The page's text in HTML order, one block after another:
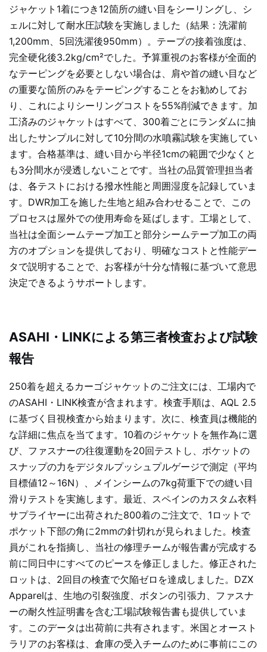
ジャケット1着につき12箇所の縫い目をシーリングし、シ
ェルに対して耐水圧試験を実施しました（結果：洗濯前
1,200mm、5回洗濯後950mm）。テープの接着強度は、
完全硬化後3.2kg/cm²でした。予算重視のお客様が全面的
なテーピングを必要としない場合は、肩や首の縫い目など
の重要な箇所のみをテーピングすることをお勧めしてお
り、これによりシーリングコストを55%削減できます。加
工済みのジャケットはすべて、300着ごとにランダムに抽
出したサンプルに対して10分間の水噴霧試験を実施してい
ます。合格基準は、縫い目から半径1cmの範囲で少なくと
も3分間水が浸透しないことです。当社の品質管理担当者
は、各テストにおける撥水性能と周囲湿度を記録していま
す。DWR加工を施した生地と組み合わせることで、この
プロセスは屋外での使用寿命を延ばします。工場として、
当社は全面シームテープ加工と部分シームテープ加工の両
方のオプションを提供しており、明確なコストと性能デー
タで説明することで、お客様が十分な情報に基づいて意思
決定できるようサポートします。
ASAHI・LINKによる第三者検査および試験
報告
250着を超えるカーゴジャケットのご注文には、工場内で
のASAHI・LINK検査が含まれます。検査手順は、AQL 2.5
に基づく目視検査から始まります。次に、検査員は機能的
な詳細に焦点を当てます。10着のジャケットを無作為に選
び、ファスナーの往復運動を20回テストし、ポケットの
スナップの力をデジタルプッシュプルゲージで測定（平均
目標値12～16N）、メインシームの7kg荷重下での縫い目
滑りテストを実施します。最近、スペインのカスタム衣料
サプライヤーに出荷された800着のご注文で、1ロットで
ポケット下部の角に2mmの針切れが見られました。検査
員がこれを指摘し、当社の修理チームが報告書が完成する
前に同日中にすべてのピースを修正しました。修正された
ロットは、2回目の検査で欠陥ゼロを達成しました。DZX
Apparelは、生地の引裂強度、ボタンの引張力、ファスナ
ーの耐久性証明書を含む工場試験報告書も提供していま
す。このデータは出荷前に共有されます。米国とオースト
ラリアのお客様は、倉庫の受入チームのために事前にこの